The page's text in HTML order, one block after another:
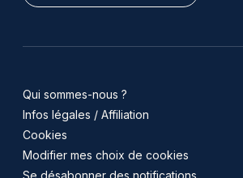
Qui sommes-nous ?
Infos légales / Affiliation
Cookies
Modifier mes choix de cookies